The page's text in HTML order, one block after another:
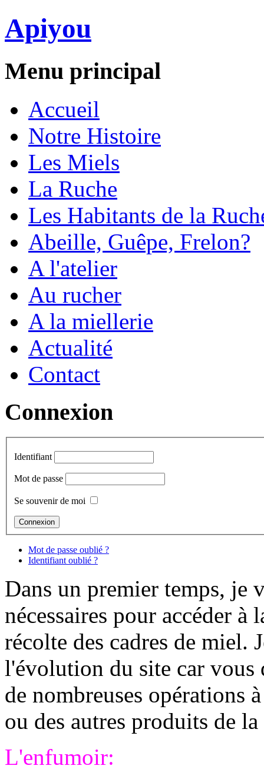
Apiyou
Menu principal
Accueil
Notre Histoire
Les Miels
La Ruche
Les Habitants de la
Abeille, Guêpe, Frelon?
A l'atelier
Au rucher
A la miellerie
Actualité
Contact
Connexion
Identifiant
Mot de passe
Se souvenir de moi
Mot de passe oublié ?
Identifiant oublié ?
Dans un premier temps, je
nécessaires pour accéder à
récolte des cadres de miel.
l'évolution du site car vous
de nombreuses opérations
ou des autres produits de
L'enfumoir: